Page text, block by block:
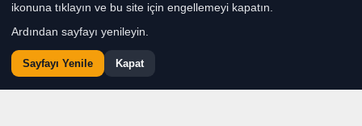
ikonuna tıklayın ve bu site için engellemeyi kapatın.
Ardından sayfayı yenileyin.
Sayfayı Yenile Kapat